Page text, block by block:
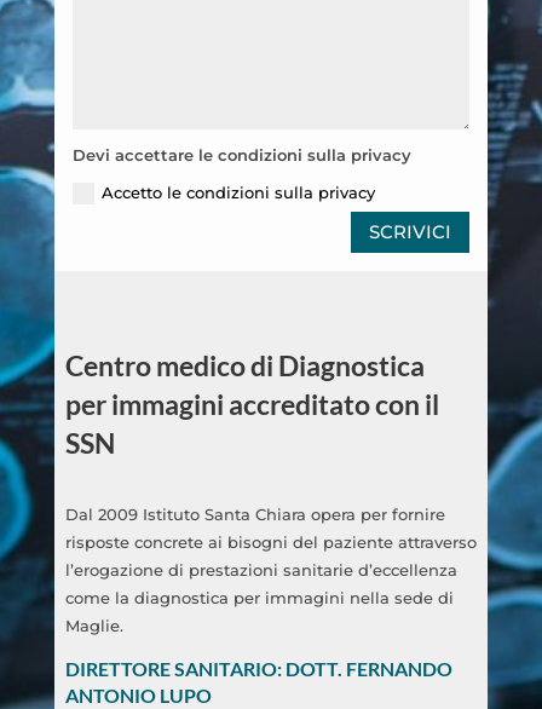
Devi accettare le condizioni sulla privacy
Accetto le condizioni sulla privacy
SCRIVICI
Centro medico di Diagnostica
per immagini accreditato con il
SSN
Dal 2009 Istituto Santa Chiara opera per fornire
risposte concrete ai bisogni del paziente attraverso
l’erogazione di prestazioni sanitarie d’eccellenza
come la diagnostica per immagini nella sede di
Maglie.
DIRETTORE SANITARIO: DOTT. FERNANDO
ANTONIO LUPO